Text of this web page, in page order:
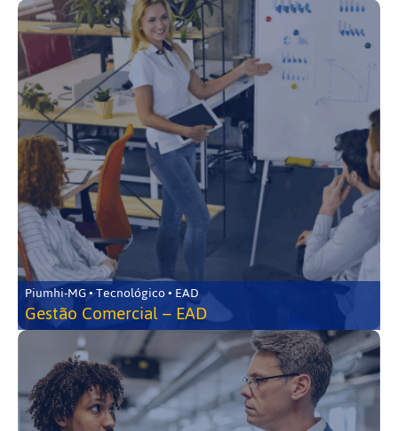
Piumhi-MG • Tecnológico • EAD
Gestão Comercial – EAD